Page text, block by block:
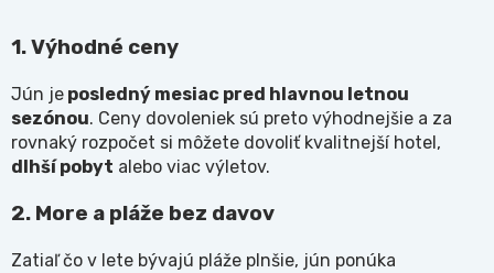
1. Výhodné ceny
Jún je posledný mesiac pred hlavnou letnou
sezónou. Ceny dovoleniek sú preto výhodnejšie a za
rovnaký rozpočet si môžete dovoliť kvalitnejší hotel,
dlhší pobyt alebo viac výletov.
2. More a pláže bez davov
Zatiaľ čo v lete bývajú pláže plnšie, jún ponúka